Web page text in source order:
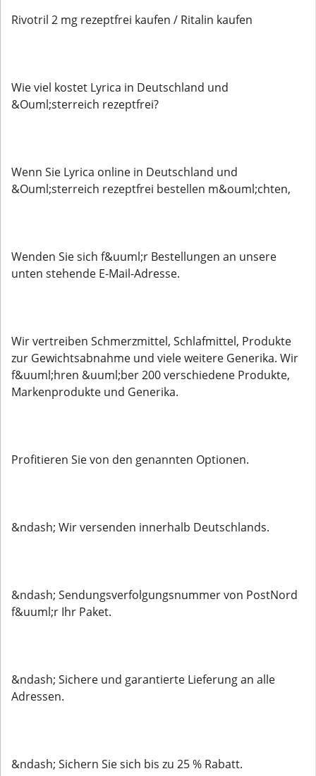
Rivotril 2 mg rezeptfrei kaufen / Ritalin kaufen
Wie viel kostet Lyrica in Deutschland und
&Ouml;sterreich rezeptfrei?
Wenn Sie Lyrica online in Deutschland und
&Ouml;sterreich rezeptfrei bestellen m&ouml;chten,
Wenden Sie sich f&uuml;r Bestellungen an unsere
unten stehende E-Mail-Adresse.
Wir vertreiben Schmerzmittel, Schlafmittel, Produkte
zur Gewichtsabnahme und viele weitere Generika. Wir
f&uuml;hren &uuml;ber 200 verschiedene Produkte,
Markenprodukte und Generika.
Profitieren Sie von den genannten Optionen.
&ndash; Wir versenden innerhalb Deutschlands.
&ndash; Sendungsverfolgungsnummer von PostNord
f&uuml;r Ihr Paket.
&ndash; Sichere und garantierte Lieferung an alle
Adressen.
&ndash; Sichern Sie sich bis zu 25 % Rabatt.